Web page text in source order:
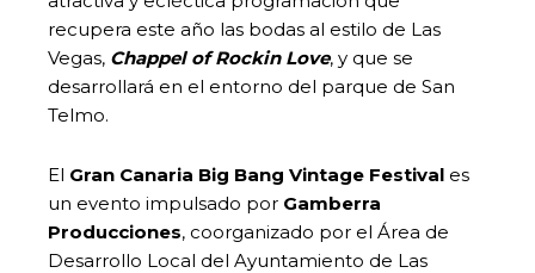
recupera este año las bodas al estilo de Las
Vegas, Chappel of Rockin Love, y que se
desarrollará en el entorno del parque de San
Telmo.
El Gran Canaria Big Bang Vintage Festival es
un evento impulsado por Gamberra
Producciones, coorganizado por el Área de
Desarrollo Local del Ayuntamiento de Las